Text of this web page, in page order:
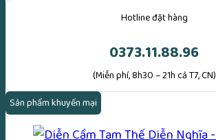
Hotline đặt hàng
0373.11.88.96
(Miễn phí, 8h30 – 21h cả T7, CN)
Sản phẩm khuyến mại